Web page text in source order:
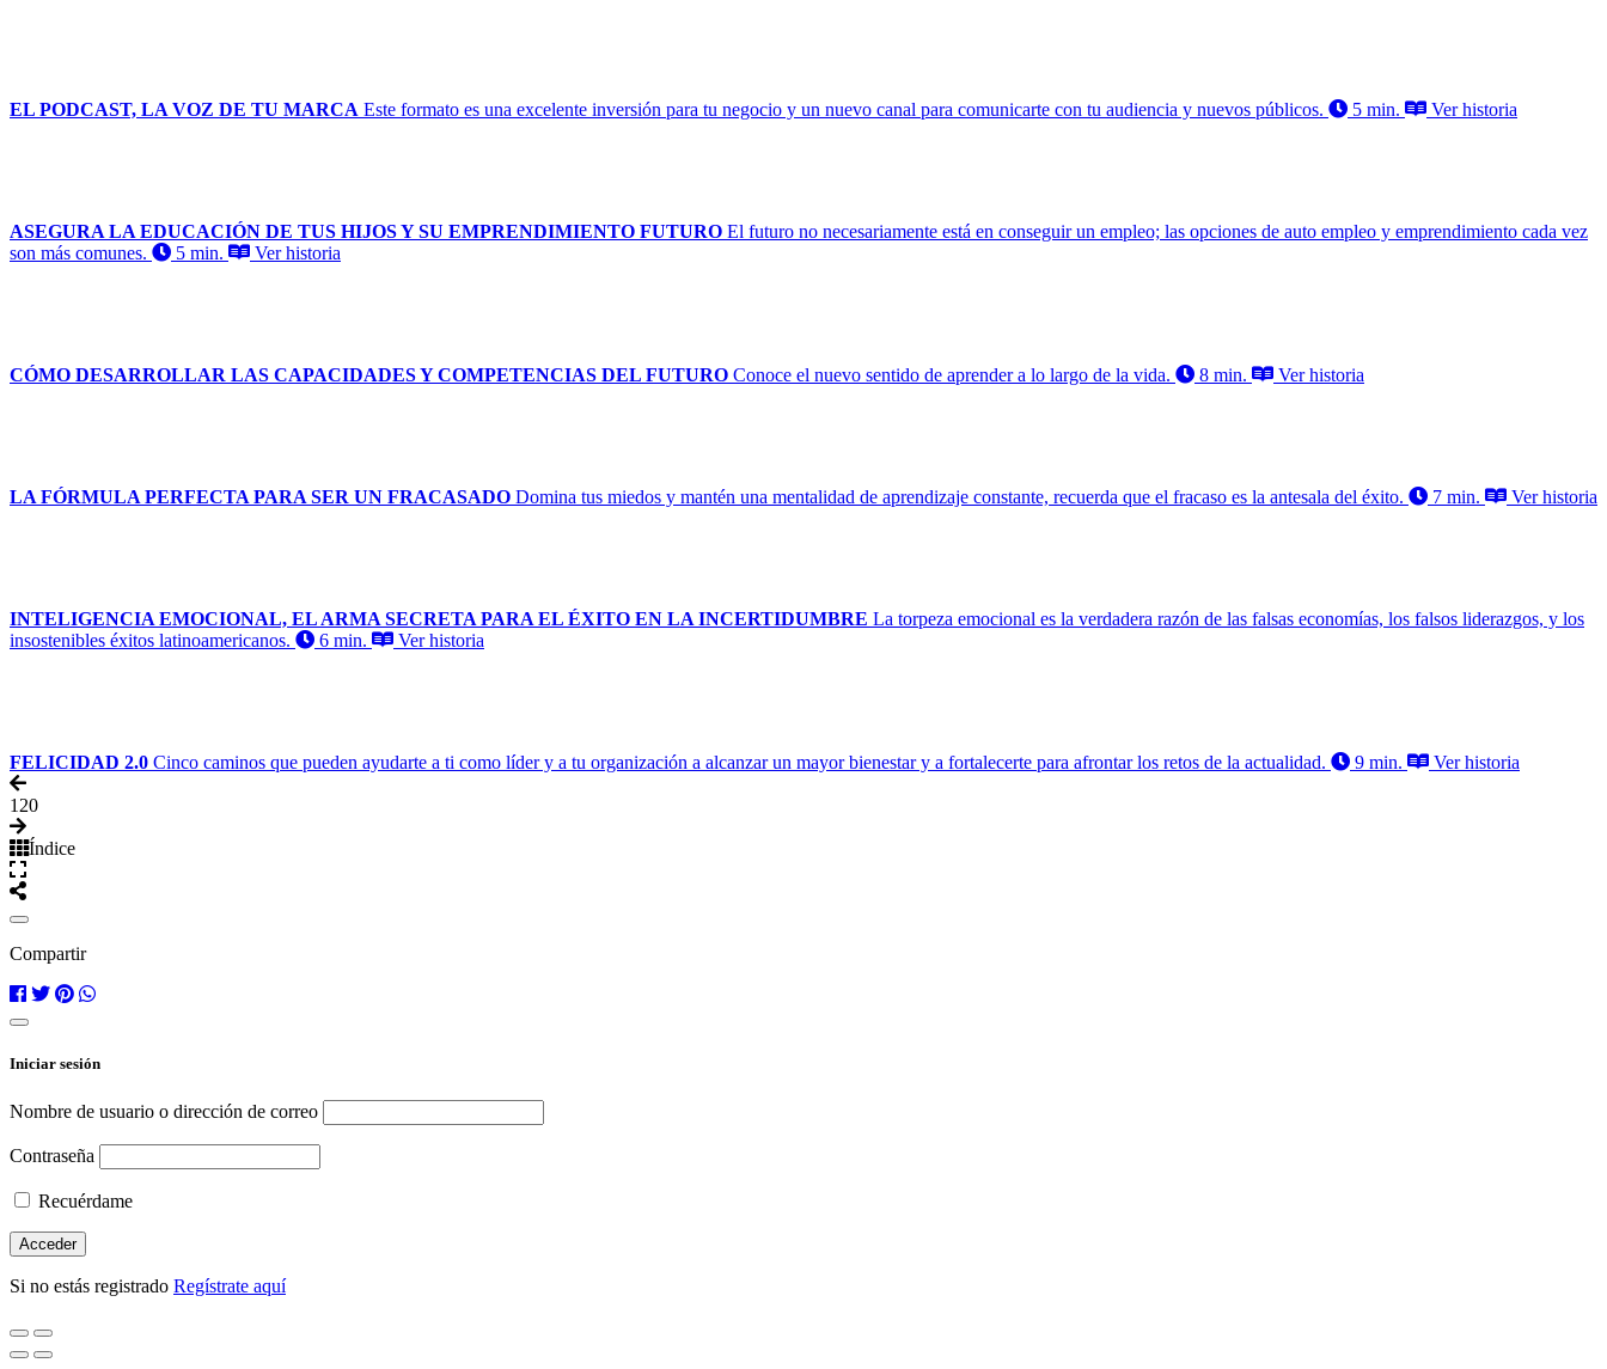
EL PODCAST, LA VOZ DE TU MARCA Este formato es una excelente inversión para tu negocio y un nuevo canal para comunicarte con tu audiencia y nuevos públicos. 5 min. Ver historia
ASEGURA LA EDUCACIÓN DE TUS HIJOS Y SU EMPRENDIMIENTO FUTURO El futuro no necesariamente está en conseguir un empleo; las opciones de auto empleo y emprendimiento cada vez
son más comunes.
5 min. Ver historia
CÓMO DESARROLLAR LAS CAPACIDADES Y COMPETENCIAS DEL FUTURO Conoce el nuevo sentido de aprender a lo largo de la vida. 8 min. Ver historia
LA FÓRMULA PERFECTA PARA SER UN FRACASADO Domina tus miedos y mantén una mentalidad de aprendizaje constante, recuerda que el fracaso es la antesala del éxito. 7 min. Ver historia
INTELIGENCIA EMOCIONAL, EL ARMA SECRETA PARA EL ÉXITO EN LA INCERTIDUMBRE La torpeza emocional es la verdadera razón de las falsas economías, los falsos liderazgos, y los
insostenibles éxitos latinoamericanos.
6 min. Ver historia
FELICIDAD 2.0 Cinco caminos que pueden ayudarte a ti como líder y a tu organización a alcanzar un mayor bienestar y a fortalecerte para afrontar los retos de la actualidad. 9 min. Ver historia
120
Índice
Compartir
Iniciar sesión
Nombre de usuario o dirección de correo
Contraseña
Recuérdame
Si no estás registrado Regístrate aquí